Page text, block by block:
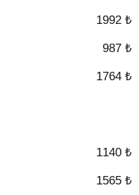
1992 ₺
987 ₺
1764 ₺
1140 ₺
1565 ₺